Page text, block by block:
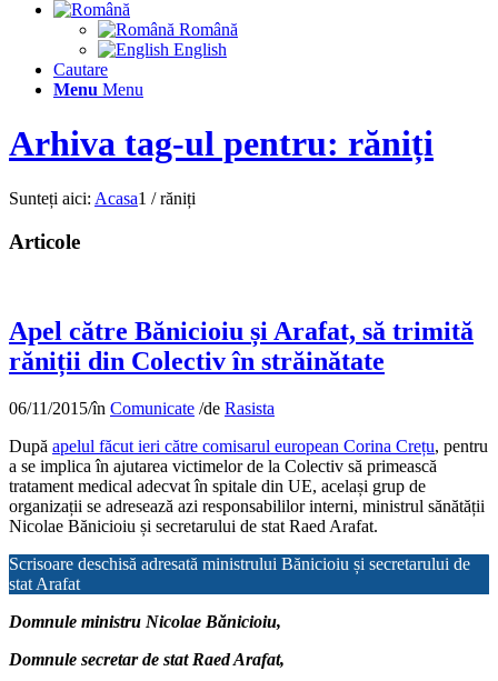
Română
English
Cautare
Menu Menu
Arhiva tag-ul pentru: răniți
Sunteți aici: Acasa1 / răniți
Articole
Apel către Bănicioiu și Arafat, să trimită
răniții din Colectiv în străinătate
06/11/2015/în Comunicate /de Rasista
După apelul făcut ieri către comisarul european Corina Crețu, pentru
a se implica în ajutarea victimelor de la Colectiv să primească
tratament medical adecvat în spitale din UE, același grup de
organizații se adresează azi responsabililor interni, ministrul sănătății
Nicolae Bănicioiu și secretarului de stat Raed Arafat.
Scrisoare deschisă adresată ministrului Bănicioiu și secretarului de
stat Arafat
Domnule ministru Nicolae Bănicioiu,
Domnule secretar de stat Raed Arafat,